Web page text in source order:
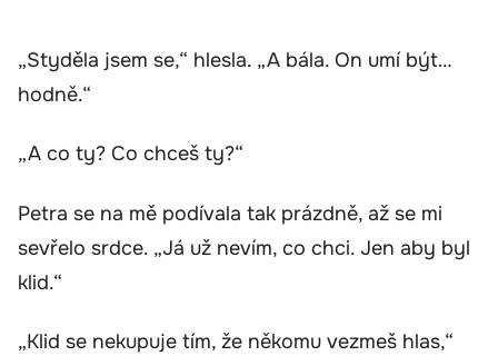
„Styděla jsem se,“ hlesla. „A bála. On umí být…
hodně.“
„A co ty? Co chceš ty?“
Petra se na mě podívala tak prázdně, až se mi
sevřelo srdce. „Já už nevím, co chci. Jen aby byl
klid.“
„Klid se nekupuje tím, že někomu vezmeš hlas,“